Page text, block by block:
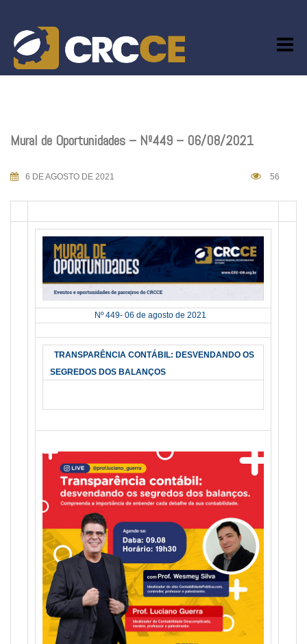
content
Mural de Oportunidades – Nº449 – 06/08/2021
6 DE AGOSTO DE 2021 56
Nº 449- 06 de agosto de 2021
TRANSPARÊNCIA CONTÁBIL: DESVENDANDO OS
SEGREDOS DOS BALANÇOS